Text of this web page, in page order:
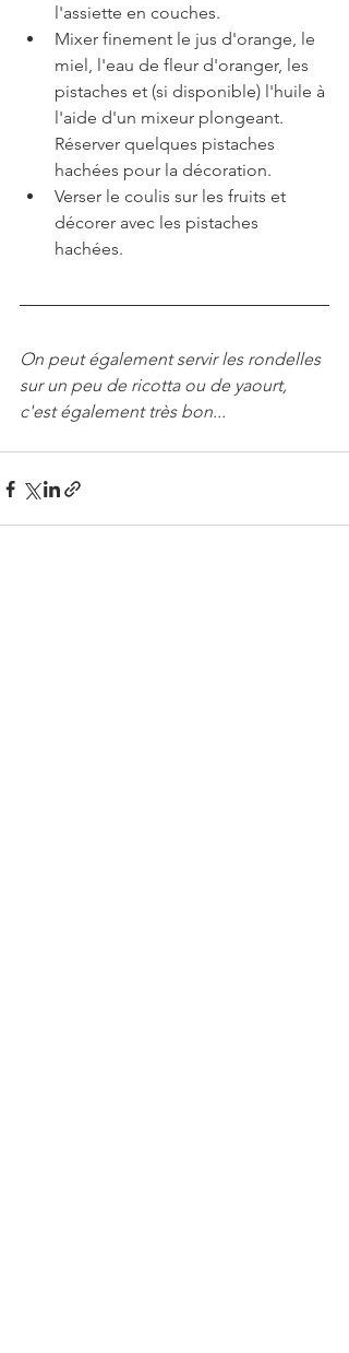
l'assiette en couches.
Mixer finement le jus d'orange, le
miel, l'eau de fleur d'oranger, les
pistaches et (si disponible) l'huile à
l'aide d'un mixeur plongeant.
Réserver quelques pistaches
hachées pour la décoration.
Verser le coulis sur les fruits et
décorer avec les pistaches
hachées.
On peut également servir les rondelles
sur un peu de ricotta ou de yaourt,
c'est également très bon...